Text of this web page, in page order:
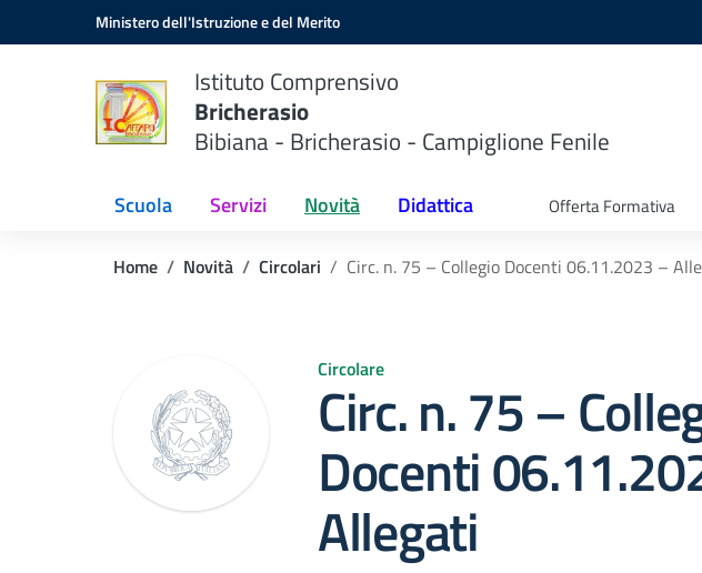
Vai ai contenuti
Vai al menu di navigazioneMinistero dell'Istruzione e del Merito
Istituto Comprensivo
Bricherasio
Bibiana - Bricherasio - Campiglione Fenile
Scuola Servizi Novità Didattica Offerta Formativa
Home Novità Circolari Circ. n. 75 – Collegio Docenti 06.11.2023 –
Circolare
Circ. n. 75 –
Docenti
Allegati